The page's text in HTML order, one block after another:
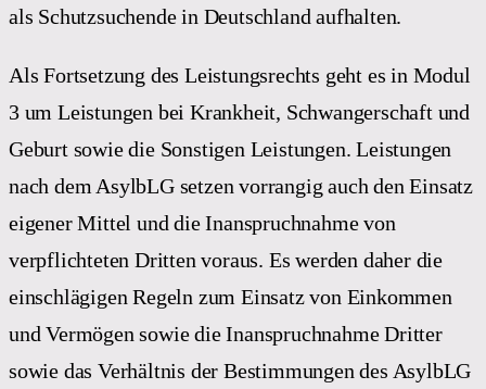
als Schutzsuchende in Deutschland aufhalten.
Als Fortsetzung des Leistungsrechts geht es in Modul
3 um Leistungen bei Krankheit, Schwangerschaft und
Geburt sowie die Sonstigen Leistungen. Leistungen
nach dem AsylbLG setzen vorrangig auch den Einsatz
eigener Mittel und die Inanspruchnahme von
verpflichteten Dritten voraus. Es werden daher die
einschlägigen Regeln zum Einsatz von Einkommen
und Vermögen sowie die Inanspruchnahme Dritter
sowie das Verhältnis der Bestimmungen des AsylbLG